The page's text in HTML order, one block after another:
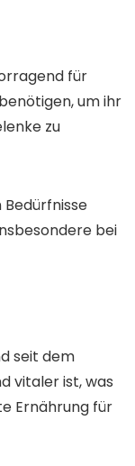
für
um ihr
zu
Bedürfnisse
bei
seit dem
vitaler ist, was
Ernährung für